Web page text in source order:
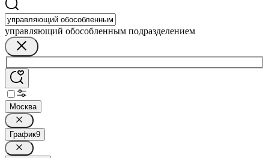
управляющий обособленным подразделением
Москва
График9